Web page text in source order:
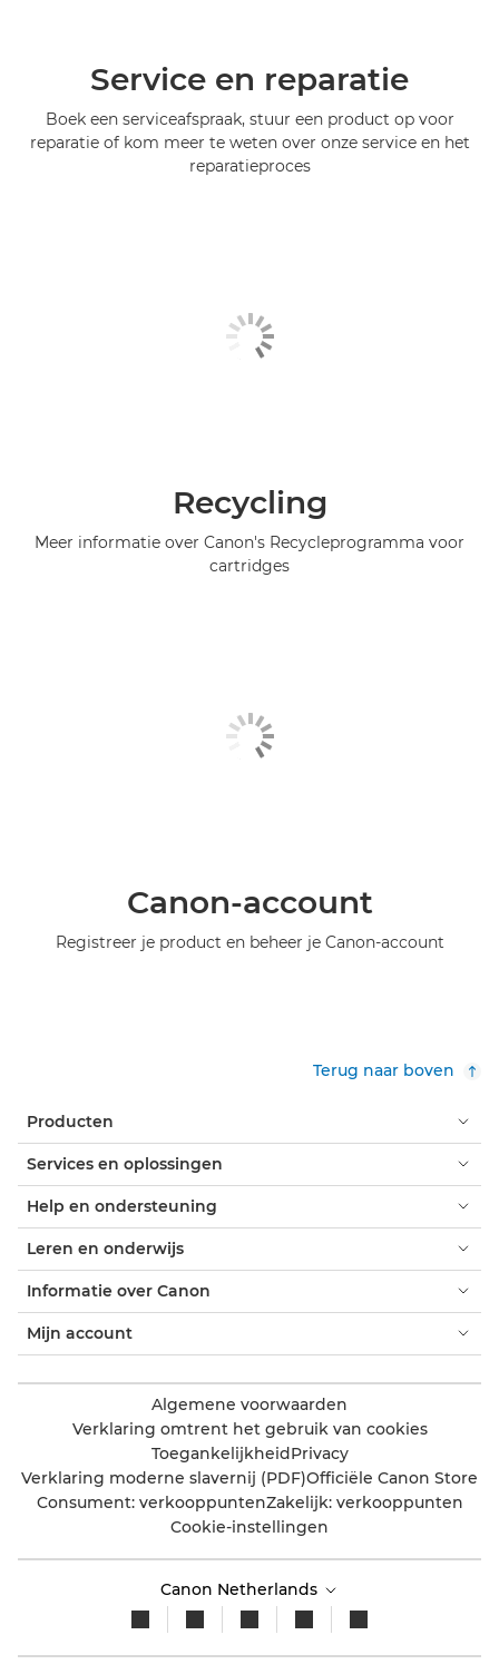
Service en reparatie
Boek een serviceafspraak, stuur een product op voor
reparatie of kom meer te weten over onze service en het
reparatieproces
Recycling
Meer informatie over Canon's Recycleprogramma voor
cartridges
Canon-account
Registreer je product en beheer je Canon-account
Terug naar boven
Producten
Services en oplossingen
Help en ondersteuning
Leren en onderwijs
Informatie over Canon
Mijn account
Algemene voorwaarden
Verklaring omtrent het gebruik van cookies
ToegankelijkheidPrivacy
Verklaring moderne slavernij (PDF)Officiële Canon Store
Consument: verkooppuntenZakelijk: verkooppunten
Cookie-instellingen
Canon Netherlands